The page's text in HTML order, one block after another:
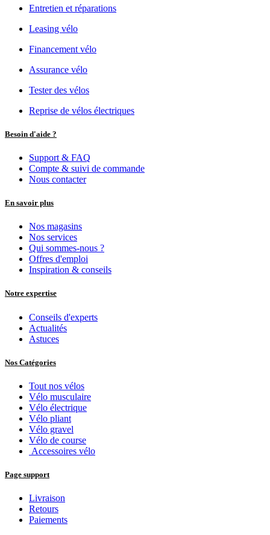
Entretien et réparations
Leasing vélo
Financement vélo
Assurance vélo
Tester des vélos
Reprise de vélos électriques
Besoin d'aide ?
Support & FAQ
Compte & suivi de commande
Nous contacter
En savoir plus
Nos magasins
Nos services
Qui sommes-nous ?
Offres d'emploi
Inspiration & conseils
Notre expertise
Conseils d'experts
Actualités
Astuces
Nos Catégories
Tout nos vélos
Vélo musculaire
Vélo électrique
Vélo pliant
Vélo gravel
Vélo de course
Accessoires vélo
Page support
Livraison
Retours
Paiements